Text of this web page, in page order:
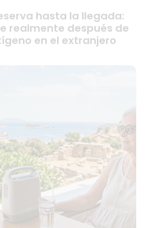
hasta la llegada:
realmente después de
en el extranjero